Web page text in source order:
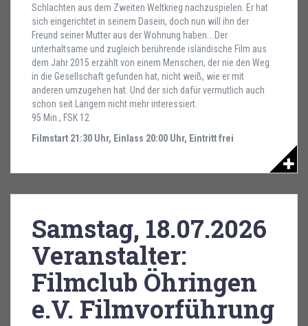
Schlachten aus dem Zweiten Weltkrieg nachzuspielen. Er hat
sich eingerichtet in seinem Dasein, doch nun will ihn der
Freund seiner Mutter aus der Wohnung haben… Der
unterhaltsame und zugleich berührende isländische Film aus
dem Jahr 2015 erzählt von einem Menschen, der nie den Weg
in die Gesellschaft gefunden hat, nicht weiß, wie er mit
anderen umzugehen hat. Und der sich dafür vermutlich auch
schon seit Langem nicht mehr interessiert.
95 Min., FSK 12
Filmstart 21:30 Uhr, Einlass 20:00 Uhr, Eintritt frei
Samstag, 18.07.2026
Veranstalter:
Filmclub Öhringen
e.V. Filmvorführung